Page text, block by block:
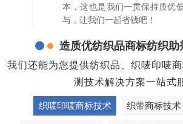
本，这也是我们一贯保持质优
与，让我们一起省钱吧！
造质优纺织品商标纺织助
我们还能为您提供纺织品、织唛印唛
测技术解决方案一站式
织唛印唛商标技术 织带商标技术